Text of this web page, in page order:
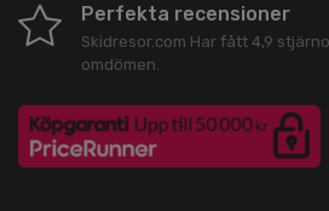
Perfekta recensioner
Skidresor.com Har fått 4,9
omdömen.